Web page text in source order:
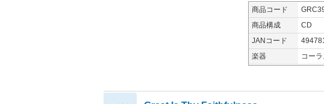
商品コード
商品構成
CD
JANコード
楽器
コーラ